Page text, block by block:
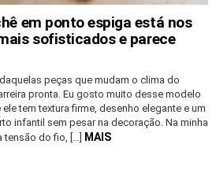
em ponto espiga está nos
sofisticados e parece
peças que mudam o clima do
pronta. Eu gosto muito desse modelo
tem textura firme, desenho elegante e um
infantil sem pesar na decoração. Na minha
tensão do fio, […]
MAIS